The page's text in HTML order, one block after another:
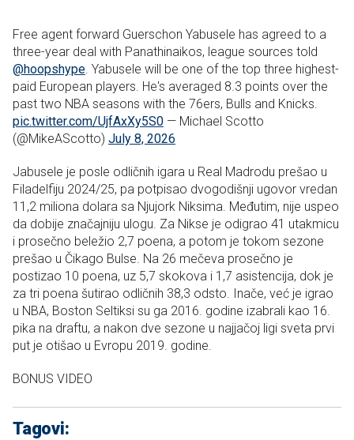
Free agent forward Guerschon Yabusele has agreed to a
three-year deal with Panathinaikos, league sources told
@hoopshype. Yabusele will be one of the top three highest-
paid European players. He's averaged 8.3 points over the
past two NBA seasons with the 76ers, Bulls and Knicks.
pic.twitter.com/UjfAxXy5S0 — Michael Scotto
(@MikeAScotto) July 8, 2026
Jabusele je posle odličnih igara u Real Madrodu prešao u
Filadelfiju 2024/25, pa potpisao dvogodišnji ugovor vredan
11,2 miliona dolara sa Njujork Niksima. Međutim, nije uspeo
da dobije značajniju ulogu. Za Nikse je odigrao 41 utakmicu
i prosečno beležio 2,7 poena, a potom je tokom sezone
prešao u Čikago Bulse. Na 26 mečeva prosečno je
postizao 10 poena, uz 5,7 skokova i 1,7 asistencija, dok je
za tri poena šutirao odličnih 38,3 odsto. Inače, već je igrao
u NBA, Boston Seltiksi su ga 2016. godine izabrali kao 16.
pika na draftu, a nakon dve sezone u najjačoj ligi sveta prvi
put je otišao u Evropu 2019. godine.
BONUS VIDEO
Tagovi: